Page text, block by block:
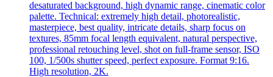
desaturated background, high dynamic range, cinematic color
palette. Technical: extremely high detail, photorealistic,
masterpiece, best quality, intricate details, sharp focus on
textures, 85mm focal length equivalent, natural perspective,
professional retouching level, shot on full-frame sensor, ISO
100, 1/500s shutter speed, perfect exposure. Format 9:16.
High resolution, 2K.